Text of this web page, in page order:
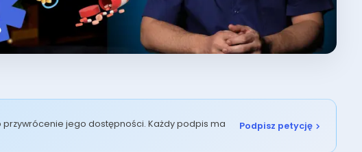
przywrócenie jego dostępności. Każdy podpis ma
Podpisz petycję